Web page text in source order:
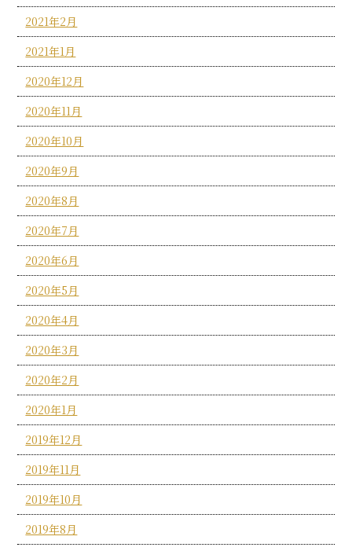
2021年2月
2021年1月
2020年12月
2020年11月
2020年10月
2020年9月
2020年8月
2020年7月
2020年6月
2020年5月
2020年4月
2020年3月
2020年2月
2020年1月
2019年12月
2019年11月
2019年10月
2019年8月